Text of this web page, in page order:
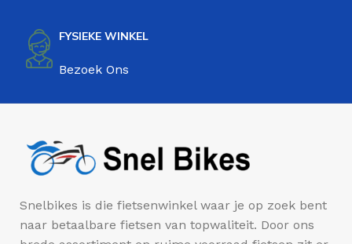
FYSIEKE WINKEL
Bezoek Ons
Snelbikes is die fietsenwinkel waar je op zoek bent
naar betaalbare fietsen van topwaliteit. Door ons